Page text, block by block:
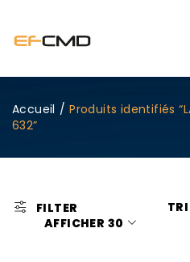
Accueil / Produits identifiés
632”
FILTER
AFFICHER 30